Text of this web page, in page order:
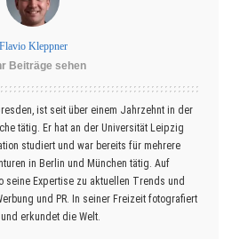
Flavio Kleppner
Beiträge sehen
ist seit über einem Jahrzehnt in der
tätig. Er hat an der Universität Leipzig
studiert und war bereits für mehrere
in Berlin und München tätig. Auf
seine Expertise zu aktuellen Trends und
und PR. In seiner Freizeit fotografiert
erkundet die Welt.